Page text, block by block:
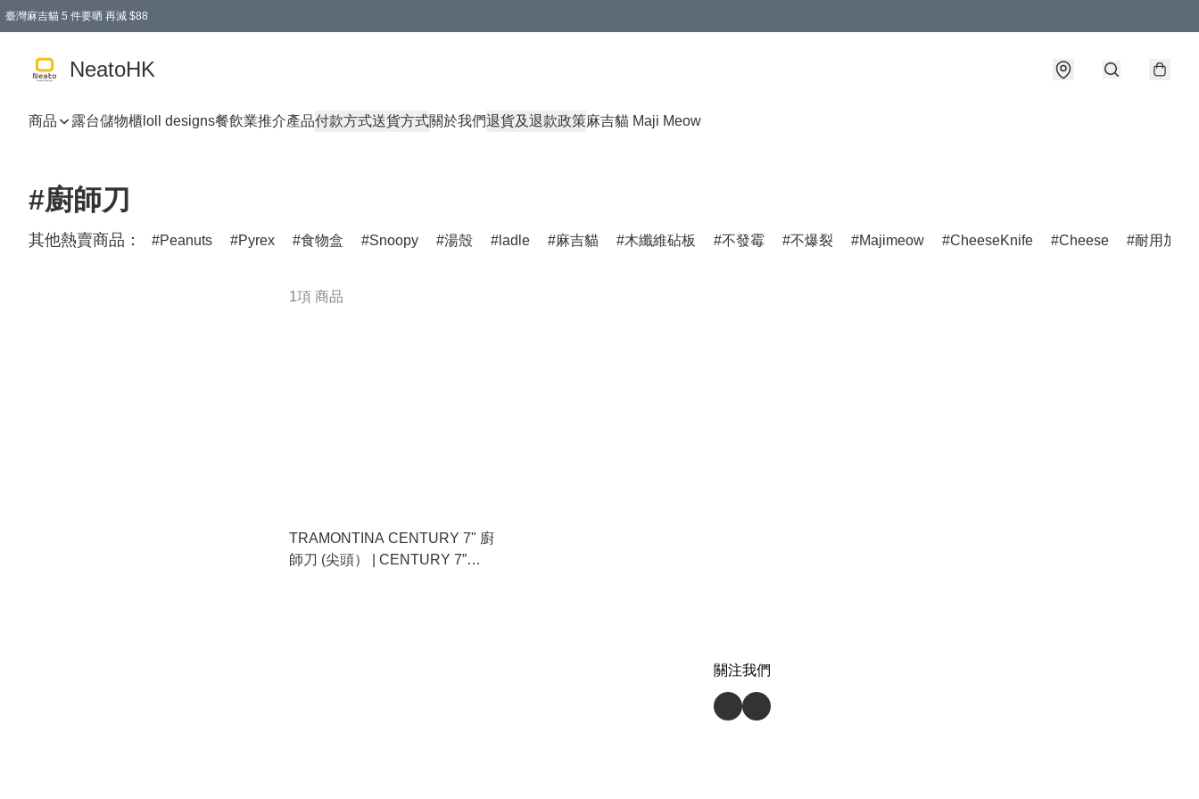
臺灣麻吉貓 5 件要晒 再減 $88
NeatoHK
商品 露台儲物櫃 loll designs餐飲業推介產品付款方式送貨方式關於我們退貨及退款政策麻吉貓 Maji Meow
#廚師刀
其他熱賣商品： Peanuts Pyrex 食物盒 Snoopy 湯殼 ladle 麻吉貓 木纖維砧板 不發霉 不爆裂 Majimeow CheeseKnife Cheese 耐用加工
1項 商品
TRAMONTINA CENTURY 7" 廚
師刀 (尖頭） | CENTURY 7”
關注我們